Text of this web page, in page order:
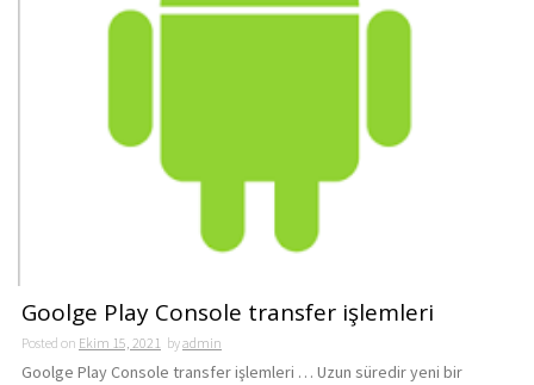
Goolge Play Console transfer işlemleri
Posted on Ekim 15, 2021 byadmin
Goolge Play Console transfer işlemleri … Uzun süredir yeni bir